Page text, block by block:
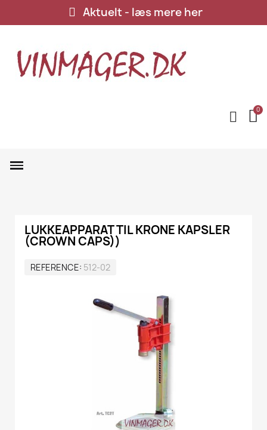
Aktuelt - læs mere her
LUKKEAPPARAT TIL KRONE KAPSLER
(CROWN CAPS))
REFERENCE 512-02